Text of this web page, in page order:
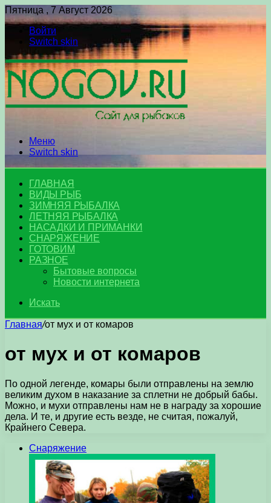
Пятница , 7 Август 2026
Войти
Switch skin
Меню
Switch skin
ГЛАВНАЯ
ВИДЫ РЫБ
ЗИМНЯЯ РЫБАЛКА
ЛЕТНЯЯ РЫБАЛКА
НАСАДКИ И ПРИМАНКИ
СНАРЯЖЕНИЕ
ГОТОВИМ
РАЗНОЕ
Бытовые вопросы
Новости интернета
Искать
Главная/от мух и от комаров
от мух и от комаров
По одной легенде, комары были отправлены на землю
великим духом в наказание за сплетни не добрый бабы.
Можно, и мухи отправлены нам не в награду за хорошие
дела. И те, и другие есть везде, не считая, пожалуй,
Крайнего Севера.
Снаряжение